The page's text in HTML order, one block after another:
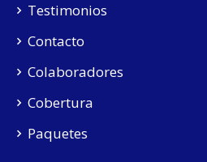
Testimonios
Contacto
Colaboradores
Cobertura
Paquetes